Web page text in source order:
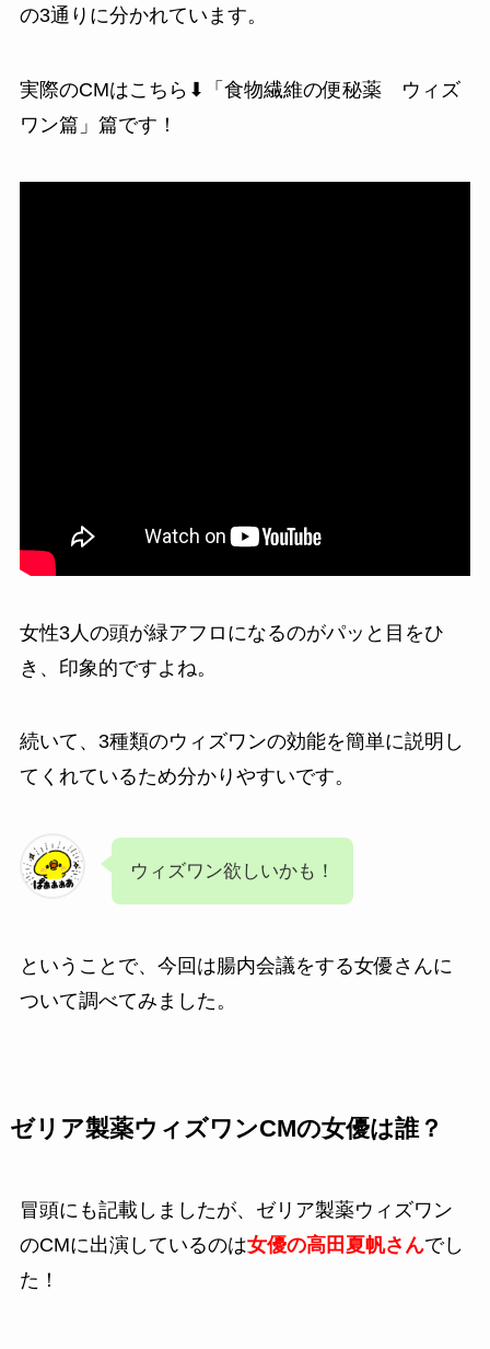
の3通りに分かれています。
実際のCMはこちら⬇「食物繊維の便秘薬 ウィズ
ワン篇」篇です！
女性3人の頭が緑アフロになるのがパッと目をひ
き、印象的ですよね。
続いて、3種類のウィズワンの効能を簡単に説明し
てくれているため分かりやすいです。
ウィズワン欲しいかも！
ということで、今回は腸内会議をする女優さんに
ついて調べてみました。
ゼリア製薬ウィズワンCMの女優は誰？
冒頭にも記載しましたが、ゼリア製薬ウィズワン
のCMに出演しているのは女優の高田夏帆さんでし
た！